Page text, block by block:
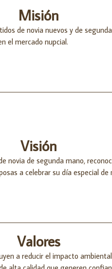
Misión
de novia nuevos y de
el mercado nupcial.
Visión
de segunda mano,
a celebrar su día especial
Valores
a reducir el impacto